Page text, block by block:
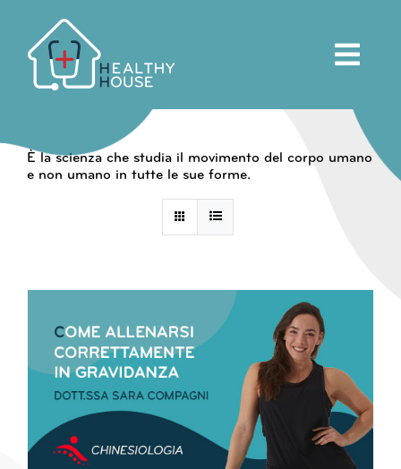
contenuto
È la scienza che studia il movimento del corpo umano
e non umano in tutte le sue forme.